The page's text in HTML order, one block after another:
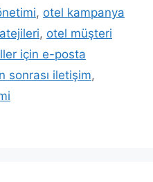
, otel kampanya
, otel müşteri
için e-posta
sonrası iletişim,